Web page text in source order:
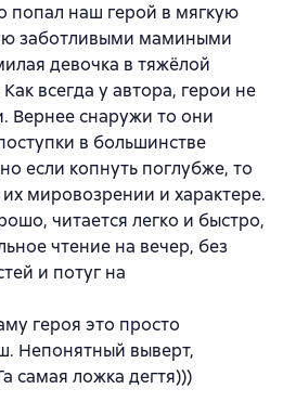
попал наш герой в мягкую
заботливыми мамиными
девочка в тяжёлой
всегда у автора, герои не
Вернее снаружи то они
в большинстве
если копнуть поглубже, то
мировозрении и характере.
читается легко и быстро,
чтение на вечер, без
и потуг на
героя это просто
Непонятный выверт,
самая ложка дегтя)))